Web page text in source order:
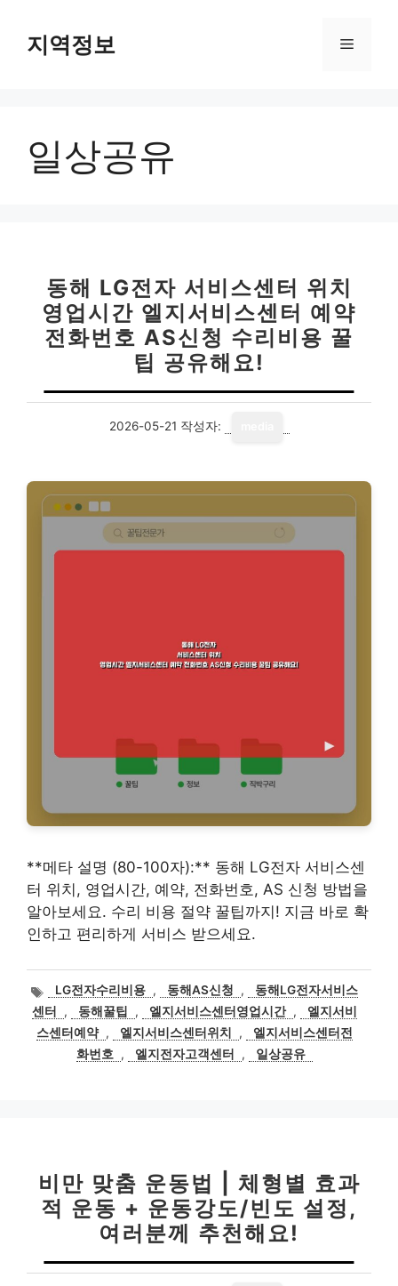
지역정보 메
일상공유
동해 LG전자 서비스센터 위치
영업시간 엘지서비스센터 예약
전화번호 AS신청 수리비용 꿀
팁 공유해요!
2026-05-21 작성자:
**메타 설명 (80-100자):** 동해 LG전자 서비스센
터 위치, 영업시간, 예약, 전화번호, AS 신청 방법을
알아보세요. 수리 비용 절약 꿀팁까지! 지금 바로 확
인하고 편리하게 서비스 받으세요.
태
그
LG전자수리비용 , 동해AS신청 ,
동해LG전자서비스
센터
, 동해꿀팁 , 엘지서비스센터영업시간 ,
엘지서비
스센터예약 , 엘지서비스센터위치 ,
엘지서비스센터전
화번호
, 엘지전자고객센터 , 일상공유
비만 맞춤 운동법 | 체형별 효과
적 운동 + 운동강도/빈도 설정,
여러분께 추천해요!